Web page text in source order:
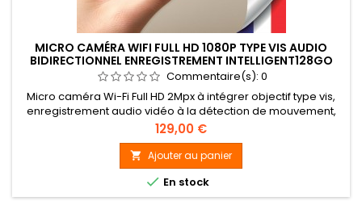
MICRO CAMÉRA WIFI FULL HD 1080P TYPE VIS AUDIO
BIDIRECTIONNEL ENREGISTREMENT INTELLIGENT128GO
Commentaire(s): 0
Micro caméra Wi-Fi Full HD 2Mpx à intégrer objectif type vis,
enregistrement audio vidéo à la détection de mouvement,
détection humaine, et en continu sur carte micro SDHC
jusqu'à 128Go incluse, accès a distance depuis un
smartphone / Tablette (iPhone) iOS / Android et logiciel PC
/MacOS, alerte par notification push sur appareil mobile,
communication...
Prix
129,00 €
 Ajouter au panier
 En stock